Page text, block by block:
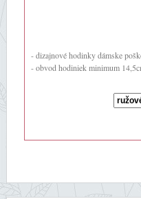
- dizajnové hodinky dámske
- obvod hodiniek minimum